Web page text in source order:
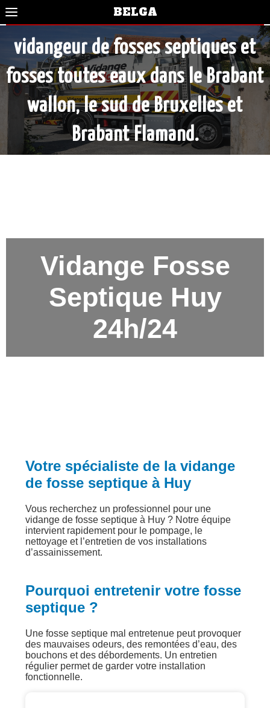
BELGA
vidangeur de fosses septiques et
fosses toutes eaux dans le Brabant
wallon, le sud de Bruxelles et
Brabant Flamand.